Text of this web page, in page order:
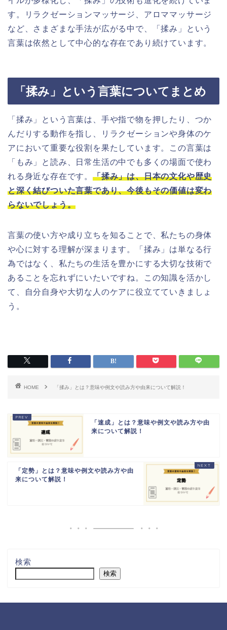
す。リラクゼーションマッサージ、アロママッサージ
など、さまざまな手法が広がる中で、「揉み」という
言葉は依然として中心的な存在であり続けています。
「揉み」という言葉についてまとめ
「揉み」という言葉は、手や指で物を押したり、つか
んだりする動作を指し、リラクゼーションや身体のケ
アにおいて重要な役割を果たしています。この言葉は
「もみ」と読み、日常生活の中でも多くの場面で使わ
れる身近な存在です。 「揉み」は、日本の文化や歴史
と深く結びついた言葉であり、今後もその価値は変わ
らないでしょう。
言葉の使い方や成り立ちを知ることで、私たちの身体
や心に対する理解が深まります。「揉み」は単なる行
為ではなく、私たちの生活を豊かにする大切な技術で
あることを忘れずにいたいですね。この知識を活かし
て、自分自身や大切な人のケアに役立てていきましょ
う。
HOME 「揉み」とは？意味や例文や読み方や由来について解説！
「速成」とは？意味や例文や読み方や由
来について解説！
「定勢」とは？意味や例文や読み方や由
来について解説！
検索
検索